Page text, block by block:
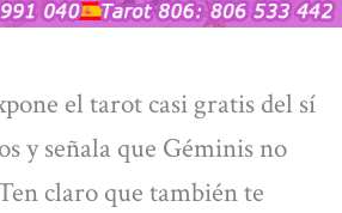
el tarot casi gratis del sí
y señala que Géminis no
claro que también te